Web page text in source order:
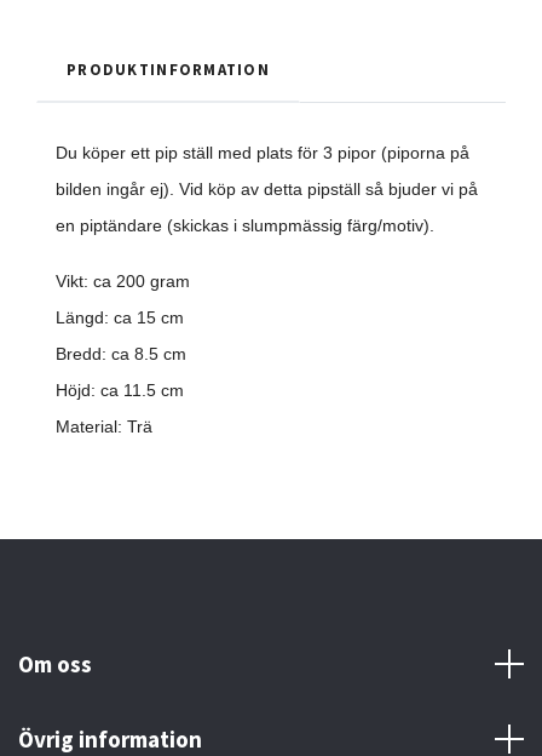
PRODUKTINFORMATION
Du köper ett pip ställ med plats för 3 pipor (piporna på
bilden ingår ej). Vid köp av detta pipställ så bjuder vi på
en piptändare (skickas i slumpmässig färg/motiv).
Vikt: ca 200 gram
Längd: ca 15 cm
Bredd: ca 8.5 cm
Höjd: ca 11.5 cm
Material: Trä
Om oss
Övrig information